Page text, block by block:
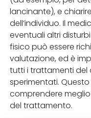
lancinante), e
dell’individuo. Il
eventuali altri
fisico può essere
valutazione, ed è
tutti i trattamenti del
sperimentati.
comprendere
del trattamento.